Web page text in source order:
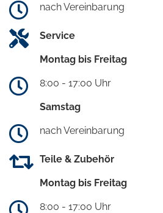
nach Vereinbarung
Service
Montag bis Freitag
8:00 - 17:00 Uhr
Samstag
nach Vereinbarung
Teile & Zubehör
Montag bis Freitag
8:00 - 17:00 Uhr